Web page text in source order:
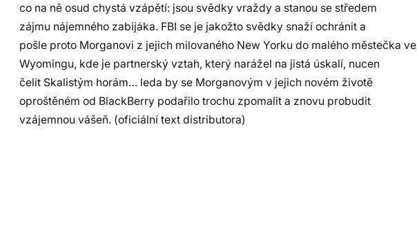
co na ně osud chystá vzápětí: jsou svědky vraždy a stanou se středem
zájmu nájemného zabijáka. FBI se je jakožto svědky snaží ochránit a
pošle proto Morganovi z jejich milovaného New Yorku do malého městečka ve
Wyomingu, kde je partnerský vztah, který narážel na jistá úskalí, nucen
čelit Skalistým horám… leda by se Morganovým v jejich novém životě
oproštěném od BlackBerry podařilo trochu zpomalit a znovu probudit
vzájemnou vášeň. (oficiální text distributora)